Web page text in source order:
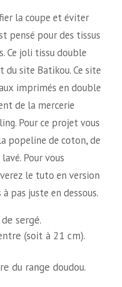
la coupe et éviter
pensé pour des tissus
Ce joli tissu double
site Batikou. Ce site
imprimés en double
de la mercerie
Pour ce projet vous
popeline de coton, de
Pour vous
le tuto en version
pas juste en dessous.
sergé.
(soit à 21 cm).
du range doudou.